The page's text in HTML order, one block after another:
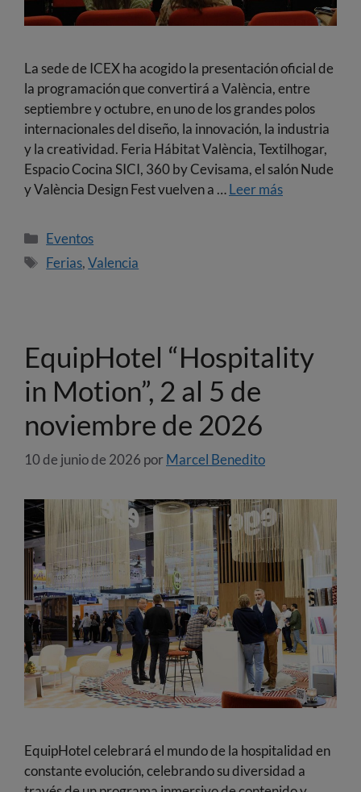
La sede de ICEX ha acogido la presentación oficial de
la programación que convertirá a València, entre
septiembre y octubre, en uno de los grandes polos
internacionales del diseño, la innovación, la industria
y la creatividad. Feria Hábitat València, Textilhogar,
Espacio Cocina SICI, 360 by Cevisama, el salón Nude
y València Design Fest vuelven a …Leer más
Eventos
Ferias,Valencia
EquipHotel “Hospitality
in Motion”, 2 al 5 de
noviembre de 2026
10 de junio de 2026 porMarcel Benedito
EquipHotel celebrará el mundo de la hospitalidad en
constante evolución, celebrando su diversidad a